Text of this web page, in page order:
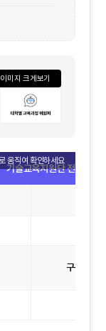
이미지 크게보기
기술교육지원단 전문 위
구동·시스